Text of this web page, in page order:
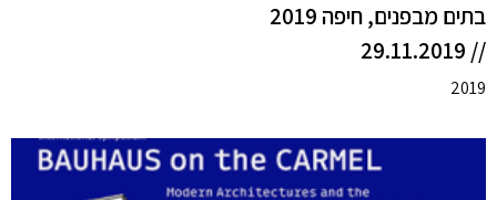
בתים מבפנים, חיפה 2019
// 29.11.2019
2019